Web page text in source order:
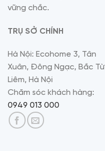
vững chắc.
TRỤ SỞ CHÍNH
Hà Nội: Ecohome 3, Tân
Xuân, Đông Ngạc, Bắc Từ
Liêm, Hà Nội
Chăm sóc khách hàng:
0949 013 000